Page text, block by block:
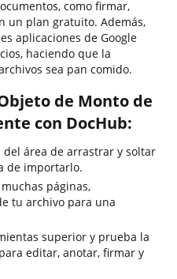
como firmar,
un plan gratuito. Además,
aplicaciones de Google
haciendo que la
sea pan comido.
de Monto de
con DocHub:
del área de arrastrar y soltar
de importarlo.
páginas,
tu archivo para una
superior y prueba la
editar, anotar, firmar y